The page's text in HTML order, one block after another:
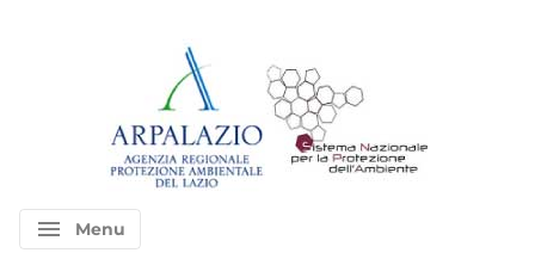
menu Menu